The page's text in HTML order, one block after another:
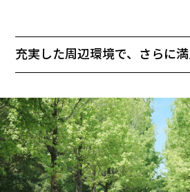
充実した周辺環境で、さらに